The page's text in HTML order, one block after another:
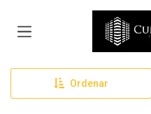
Página
Ordenar